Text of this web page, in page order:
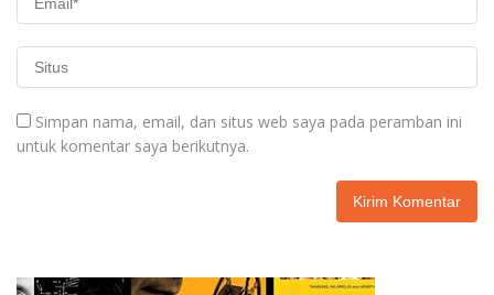
Simpan nama, email, dan situs web saya pada peramban ini
untuk komentar saya berikutnya.